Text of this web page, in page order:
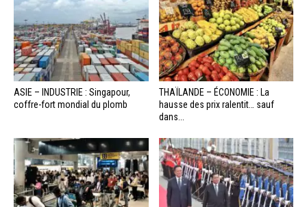
ASIE – INDUSTRIE : Singapour,
coffre-fort mondial du plomb
THAÏLANDE – ÉCONOMIE : La
hausse des prix ralentit… sauf
dans...